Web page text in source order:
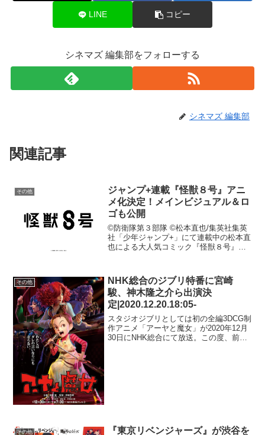
LINE コピー
シネマズ 編集部をフォローする
シネマズ 編集部
関連記事
その他
ジャンプ+連載『怪獣８号』アニ
メ化決定！メインビジュアル＆ロ
ゴも公開
©防衛隊第３部隊 ©松本直也/集英社集英
社「少年ジャンプ+」にて連載中の松本直
也による大人気コミック『怪獣８号』。
のアニメ化が『８号の日』となる本日8月
5日に発表となっ...
その他
NHK総合のジブリ特番に宮崎
駿、神木隆之介ら出演決
定|2020.12.20.18:05-
スタジオジブリとしては初の全編3DCG制
作アニメ「アーヤと魔女」が2020年12月
30日にNHK総合にて放送。この度、前日
その他
『東京リベンジャーズ』が渋谷を